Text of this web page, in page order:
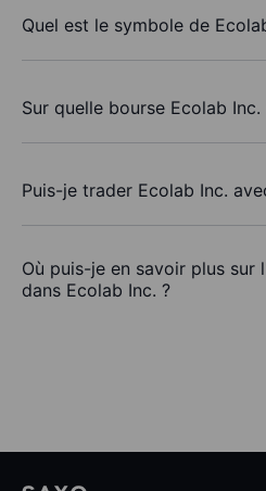
Quel est le symbole de
Sur quelle bourse Ecolab
Puis-je trader Ecolab Inc.
Où puis-je en savoir plus sur
dans Ecolab Inc. ?